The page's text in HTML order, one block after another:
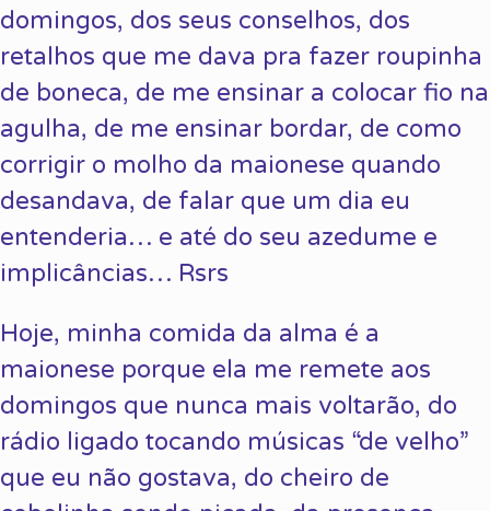
domingos, dos seus conselhos, dos
retalhos que me dava pra fazer roupinha
de boneca, de me ensinar a colocar fio na
agulha, de me ensinar bordar, de como
corrigir o molho da maionese quando
desandava, de falar que um dia eu
entenderia… e até do seu azedume e
implicâncias… Rsrs
Hoje, minha comida da alma é a
maionese porque ela me remete aos
domingos que nunca mais voltarão, do
rádio ligado tocando músicas “de velho”
que eu não gostava, do cheiro de